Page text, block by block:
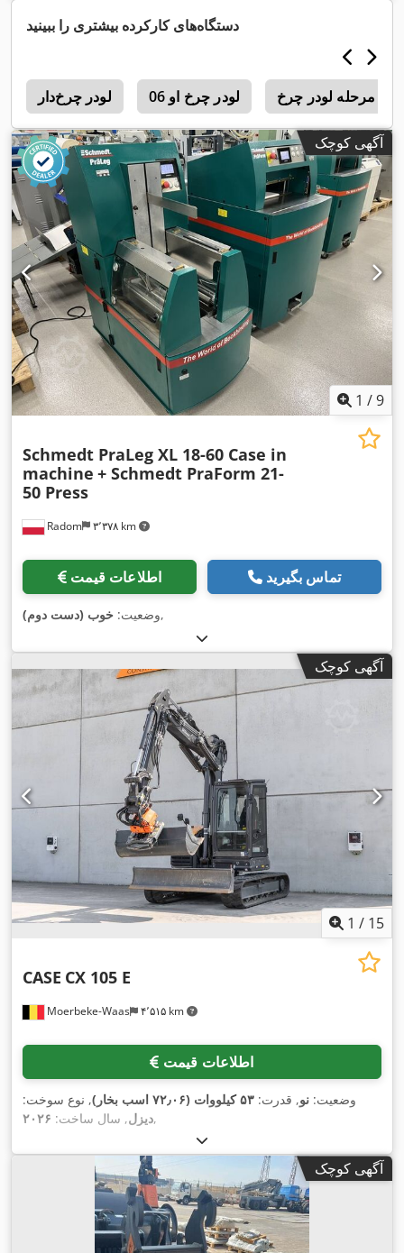
دستگاه‌های کارکرده بیشتری را ببینید
لودر چرخ‌دار لودر چرخ او 06
آگهی کوچک
1 /9
Radom ۳٬۳۷۸ km
Schmedt PraLeg XL 18-60 Case in
machine + Schmedt PraForm 21-
50 Press
اطلاعات قیمت تماس بگیرید
وضعیت: خوب (دست دوم) ,
آگهی کوچک
1 / 15
Moerbeke-Waas ۴٬۵۱۵ km
CASE CX 105 E
اطلاعات قیمت
وضعیت: نو, قدرت: ۵۳ کیلووات (۷۲٫۰۶ اسب بخار)
, نوع سوخت:
دیزل, سال ساخت: ۲۰۲۶ ,
آگهی کوچک